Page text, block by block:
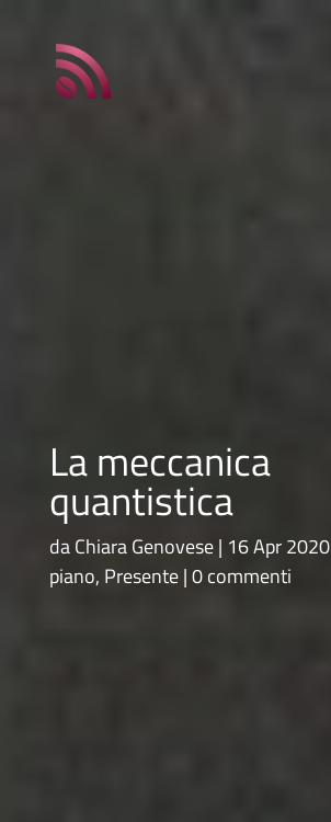
La meccanica
quantistica
daChiara Genovese 16 Apr 2020
piano, Presente 0 commenti